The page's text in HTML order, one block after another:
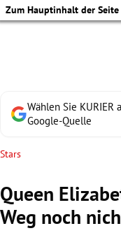
Zum Hauptinhalt der Seite
Wählen Sie KURIER
Google-Quelle
Stars
Queen
Weg noch